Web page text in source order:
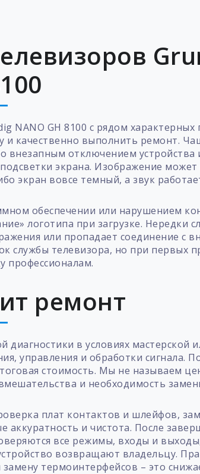
NANO GH 8100 с рядом
и качественно выполнить ремонт.
внезапным отключением устройства
экрана. Изображение
экран вовсе темный, а звук
обеспечении или нарушением
логотипа при загрузке. Нередки
или пропадает соединение с
службы телевизора, но при первых
профессионалам.
ремонт
в условиях мастерской
управления и обработки сигнала.
стоимость. Мы не называем
и необходимость
плат контактов и шлейфов,
аккуратность и чистота. После
все режимы, входы и
возвращают владельцу.
термоинтерфейсов – это